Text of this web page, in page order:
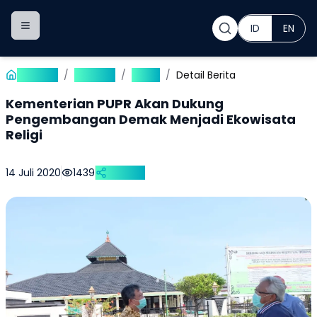
Toggle navigation menu ID EN
/ / / Detail Berita
Kementerian PUPR Akan Dukung
Pengembangan Demak Menjadi Ekowisata
Religi
14 Juli 2020 1439